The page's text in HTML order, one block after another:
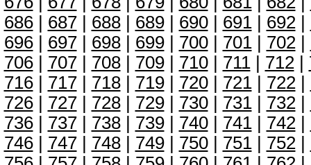
686| 687| 688| 689| 690| 691| 692|
696| 697| 698| 699| 700| 701| 702|
706| 707| 708| 709| 710| 711| 712|
716| 717| 718| 719| 720| 721| 722|
726| 727| 728| 729| 730| 731| 732|
736| 737| 738| 739| 740| 741| 742|
746| 747| 748| 749| 750| 751| 752|